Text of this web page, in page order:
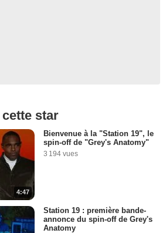
star
4:47
Bienvenue à la "Station 19", le
spin-off de "Grey's Anatomy"
3 194 vues
Station 19 : première bande-
annonce du spin-off de Grey's
Anatomy